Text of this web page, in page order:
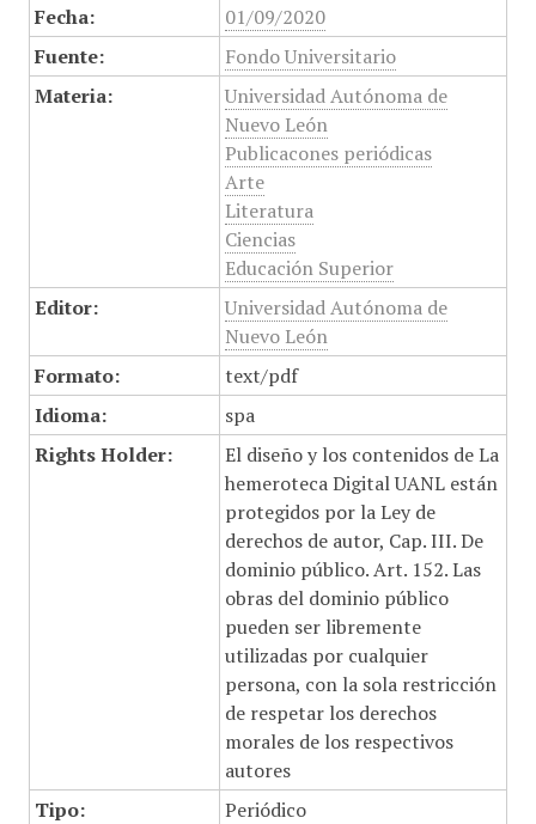
Fecha:
01/09/2020
Fuente:
Fondo Universitario
Materia:
Universidad Autónoma de
Nuevo León
Publicacones periódicas
Arte
Literatura
Ciencias
Educación Superior
Editor:
Universidad Autónoma de
Nuevo León
Formato:
text/pdf
Idioma:
spa
Rights Holder:
El diseño y los contenidos de La
hemeroteca Digital UANL están
protegidos por la Ley de
derechos de autor, Cap. III. De
dominio público. Art. 152. Las
obras del dominio público
pueden ser libremente
utilizadas por cualquier
persona, con la sola restricción
de respetar los derechos
morales de los respectivos
autores
Tipo:
Periódico